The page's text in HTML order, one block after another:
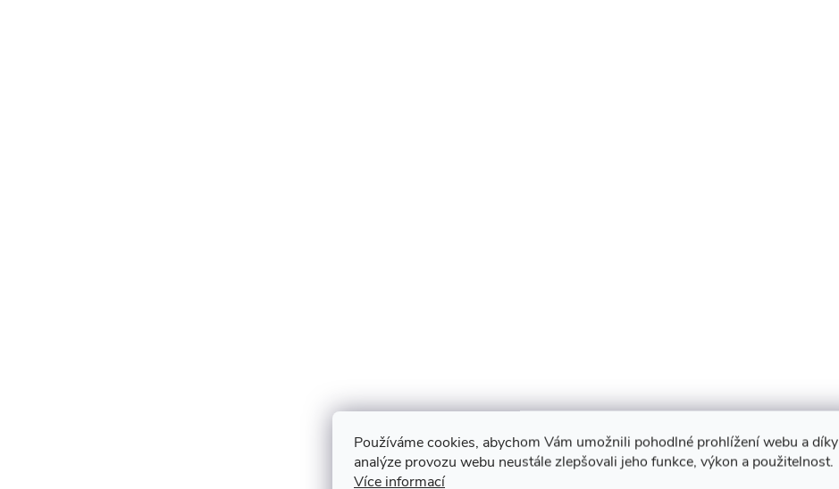
Používáme cookies, abychom Vám umožnili pohodlné prohlížení webu a díky
analýze provozu webu neustále zlepšovali jeho funkce, výkon a použitelnost.
Více informací